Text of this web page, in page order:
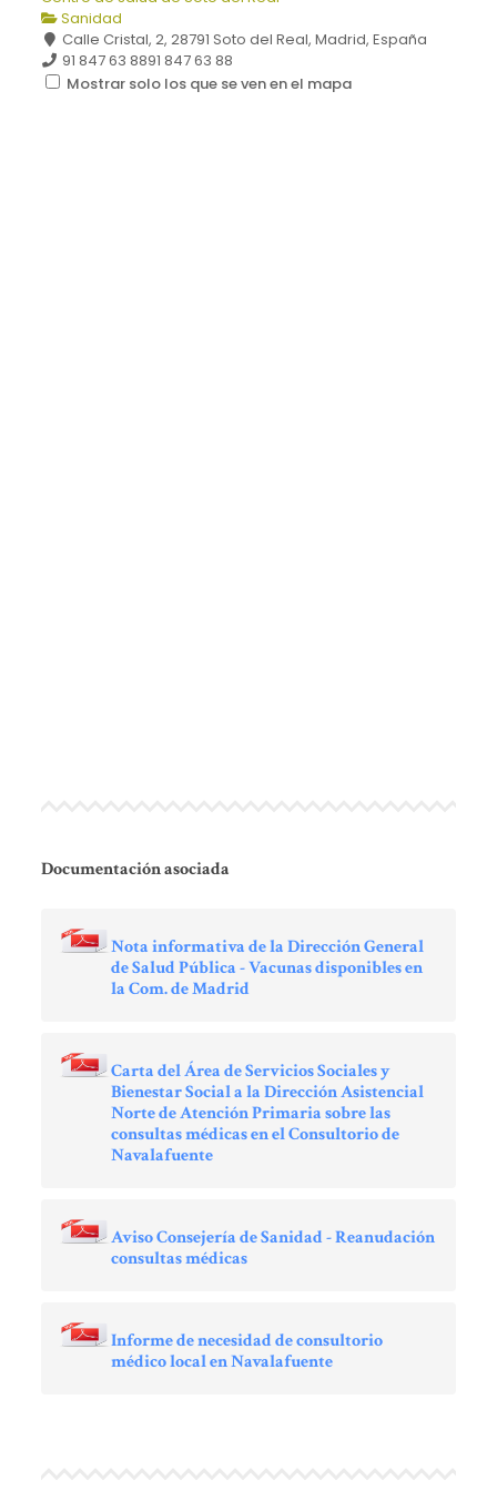
Sanidad
Calle Cristal, 2, 28791 Soto del Real, Madrid, España
91 847 63 8891 847 63 88
Mostrar solo los que se ven en el mapa
Documentación asociada
Nota informativa de la Dirección General
de Salud Pública - Vacunas disponibles en
la Com. de Madrid
Carta del Área de Servicios Sociales y
Bienestar Social a la Dirección Asistencial
Norte de Atención Primaria sobre las
consultas médicas en el Consultorio de
Navalafuente
Aviso Consejería de Sanidad - Reanudación
consultas médicas
Informe de necesidad de consultorio
médico local en Navalafuente